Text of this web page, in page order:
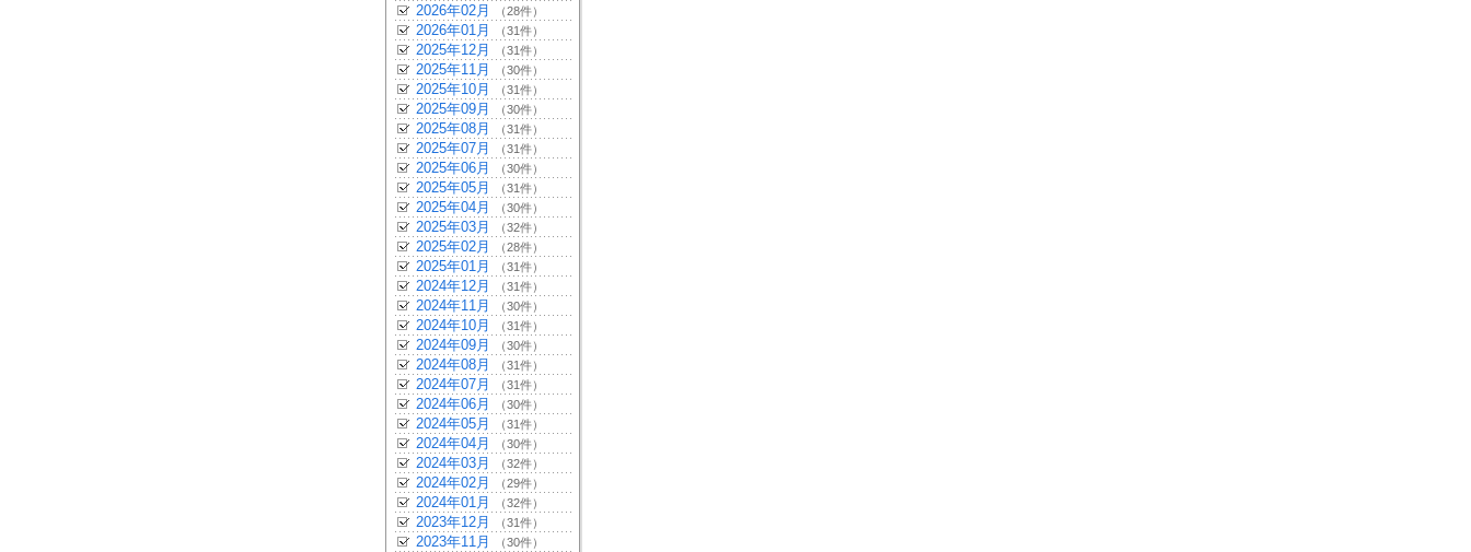
2026年02月 （28件）
2026年01月 （31件）
2025年12月 （31件）
2025年11月 （30件）
2025年10月 （31件）
2025年09月 （30件）
2025年08月 （31件）
2025年07月 （31件）
2025年06月 （30件）
2025年05月 （31件）
2025年04月 （30件）
2025年03月 （32件）
2025年02月 （28件）
2025年01月 （31件）
2024年12月 （31件）
2024年11月 （30件）
2024年10月 （31件）
2024年09月 （30件）
2024年08月 （31件）
2024年07月 （31件）
2024年06月 （30件）
2024年05月 （31件）
2024年04月 （30件）
2024年03月 （32件）
2024年02月 （29件）
2024年01月 （32件）
2023年12月 （31件）
2023年11月 （30件）